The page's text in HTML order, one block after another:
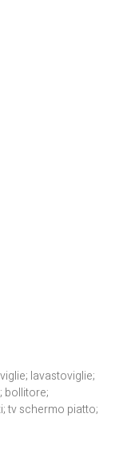
lavastoviglie;
bollitore;
tv schermo piatto;